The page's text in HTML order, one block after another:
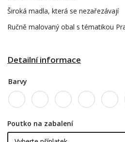
Široká madla, která se nezařezávají
Ručně malovaný obal s tématikou
Detailní informace
Barvy
Poutko na zabalení